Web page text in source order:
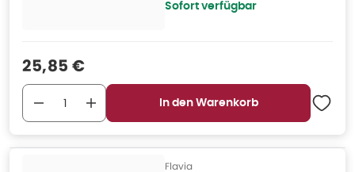
Sofort verfügbar
Verkaufspreis
25,85 €
In den Warenkorb
Flavia